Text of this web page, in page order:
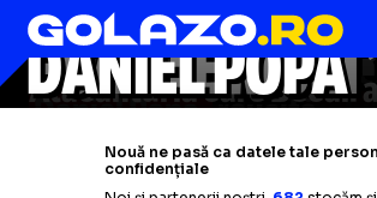
VIDEO+FOTO: Gol
decisivăînainte de
echipa națională » Ce
Citește mai mult
Daniel Popa s-adespărțit
echipa pe care aajutat-o
promoveze în prima ligă
Citește mai mult
VIDEO:Genclerbirligi
ligă din Turcia după
jucător de la FCSB»
GOLAZO ÎN
Daniel Popa,reuşită
spectaculoasă pentru
PENTRU POPA!
Atacantul la care Becali
de bun pentru FCSBa
FOARTE
de la FCSB: „A fost o
DANIEL POPA
Genclerbirligi, în liga
Nouă ne pasă ca datele tale
confidențiale